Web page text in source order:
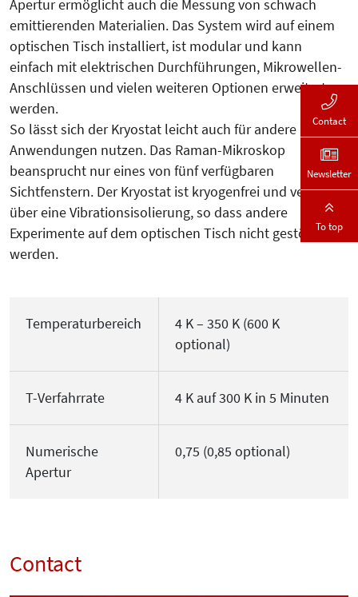
Apertur ermöglicht auch die Messung von schwach
emittierenden Ma­terialien. Das System wird auf einem
optischen Tisch installiert, ist modular und kann
einfach mit elektrischen Durchführungen, Mikrowellen-
Anschlüssen und vielen weiteren Optionen erweitert
werden.
So lässt sich der Kryostat leicht auch für andere
Anwendungen nutzen. Das Raman-Mikroskop
beansprucht nur eines von fünf verfügbaren
Sichtfenstern. Der Kryostat ist kryogenfrei und verfügt
über eine Vibrationsisolierung, so dass andere
Experimente auf dem optischen Tisch nicht gestört
werden.
Temperaturbereich
4 K – 350 K (600 K
optional)
T-Verfahrrate 4 K auf 300 K in 5 Minuten
Numerische
Apertur
0,75 (0,85 optional)
Contact
Contact
Newsletter
To top